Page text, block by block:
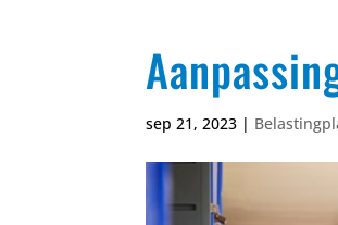
sep 21, 2023 |